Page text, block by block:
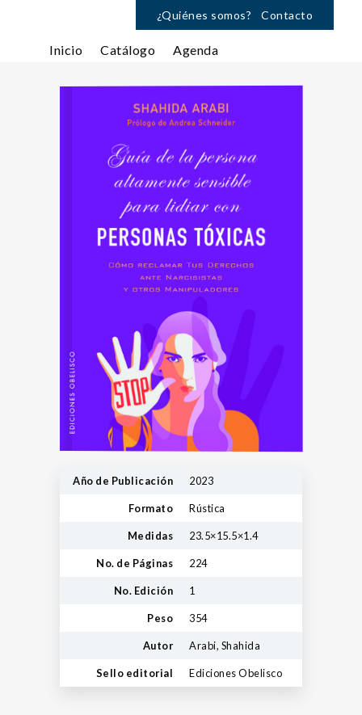
¿Quiénes somos? Contacto
Inicio Catálogo Agenda
Año de Publicación 2023
Formato Rústica
Medidas 23.5×15.5×1.4
No. de Páginas 224
No. Edición 1
Peso 354
Autor Arabi, Shahida
Sello editorial Ediciones Obelisco